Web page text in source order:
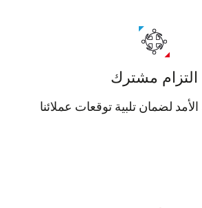
مشترك
لضمان تلبية توقعات عملائنا